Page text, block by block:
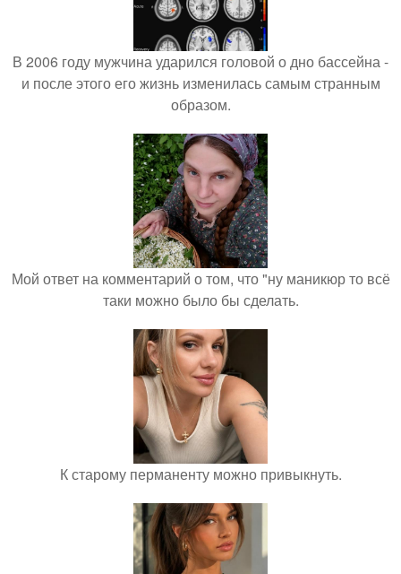
В 2006 году мужчина ударился головой о дно бассейна -
и после этого его жизнь изменилась самым странным
образом.
Мой ответ на комментарий о том, что "ну маникюр то всё
таки можно было бы сделать.
К старому перманенту можно привыкнуть.